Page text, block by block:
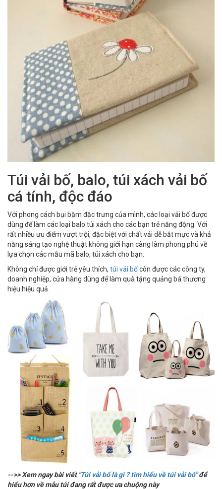
Túi vải bố, balo, túi xách vải bố
cá tính, độc đáo
Với phong cách bụi bặm đặc trưng của mình, các loại vải bố được
dùng để làm các loại balo túi xách cho các bạn trẻ năng động. Với
rất nhiều ưu điểm vượt trội, đặc biệt với chất vải dễ bắt mực và khả
năng sáng tạo nghệ thuật không giới hạn càng làm phong phú về
lựa chọn các mẫu mã balo, túi xách cho bạn.
Không chỉ được giới trẻ yêu thích, túi vải bốcòn được các công ty,
doanh nghiệp, cửa hàng dùng để làm quà tặng quảng bá thương
hiệu hiệu quả.
-->> Xem ngay bài viết "Túi vải bố là gì ? tìm hiểu về túi vải bố" để
hiểu hơn về mẫu túi đang rất được ưa chuộng này